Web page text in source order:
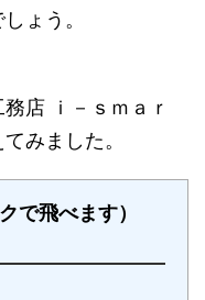
ょう。
店 ｉ－ｓｍａｒ
みました。
飛べます）